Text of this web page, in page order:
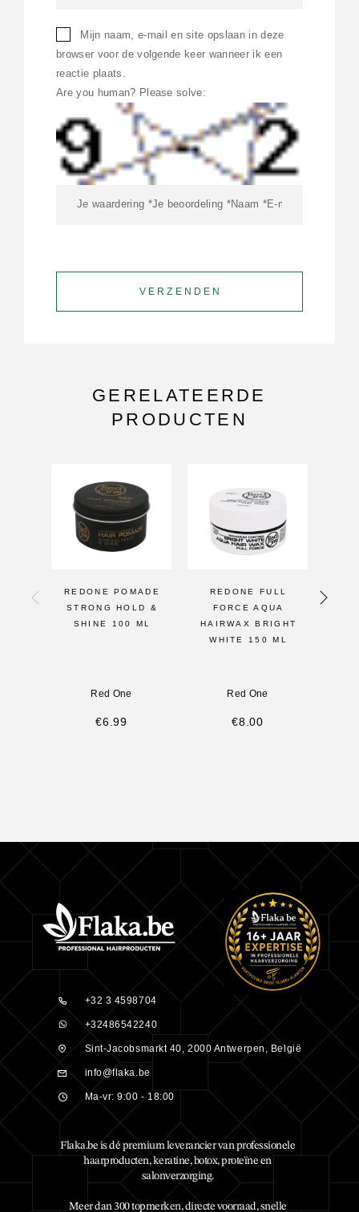
Mijn naam, e-mail en site opslaan in deze
browser voor de volgende keer wanneer ik een
reactie plaats.
Are you human? Please solve:
GERELATEERDE
PRODUCTEN
REDONE POMADE
STRONG HOLD &
SHINE 100 ML
Red One
€6.99
REDONE FULL
FORCE AQUA
HAIRWAX BRIGHT
WHITE 150 ML
Red One
€8.00
+32 3 4598704
+32486542240
Sint-Jacobsmarkt 40, 2000 Antwerpen, België
info@flaka.be
Ma-vr: 9:00 - 18:00
Flaka.be is dé premium leverancier van professionele
haarproducten, keratine, botox, proteïne en
salonverzorging.
Meer dan 300 topmerken, directe voorraad, snelle